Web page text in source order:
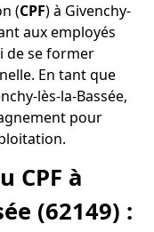
(CPF) à Givenchy-
aux employés
de se former
En tant que
lès-la-Bassée,
pour
CPF à
(62149) :